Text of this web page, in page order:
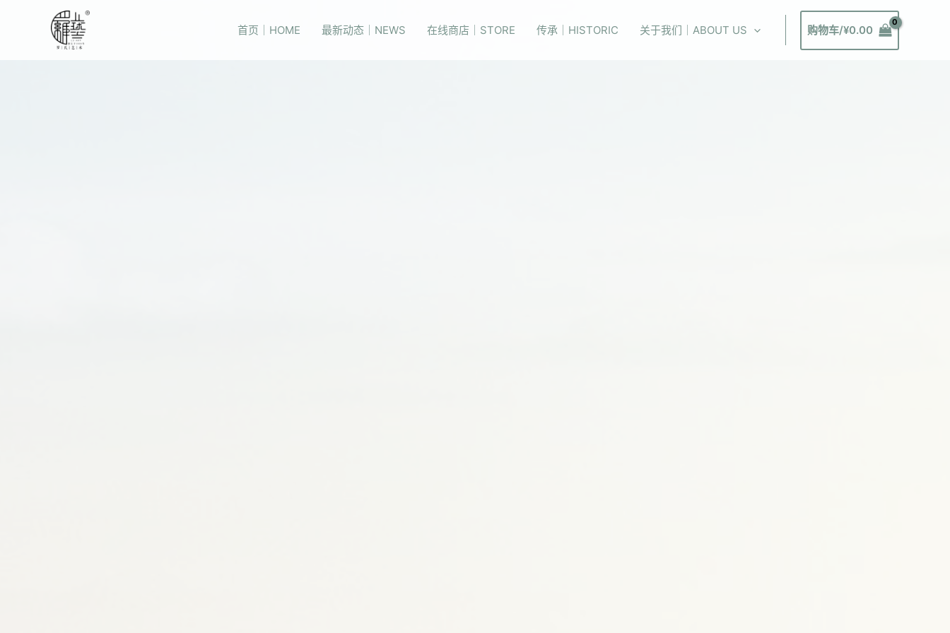
首页｜HOME 最新动态｜NEWS 在线商店｜STORE 传承｜HISTORIC 关于我们｜ABOUT US 购物车/¥0.00